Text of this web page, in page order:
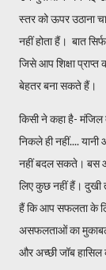
स्तर को ऊपर उठाना
नहीं होता हैं। बात
जिसे आप शिक्षा
बेहतर बना सकते हैं।
किसी ने कहा है- मंजिल
निकले ही नहीं....
नहीं बदल सकते। बस
लिए कुछ नहीं हैं। दुखी
हैं कि आप सफलता के
असफलताओं का
और अच्छी जॉब हासिल